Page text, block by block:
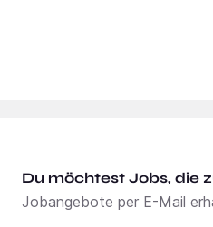
Du möchtest Jobs, die
Jobangebote per E-Mail